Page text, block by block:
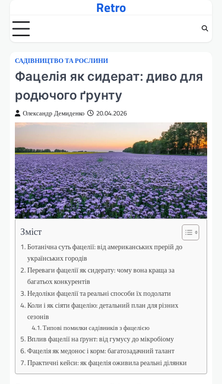
вмісту
Retro
САДІВНИЦТВО ТА РОСЛИНИ
Фацелія як сидерат: диво для
родючого ґрунту
Олександр Демиденко 20.04.2026
Зміст
Ботанічна суть фацелії: від американських прерій до
українських городів
Переваги фацелії як сидерату: чому вона краща за
багатьох конкурентів
Недоліки фацелії та реальні способи їх подолати
Коли і як сіяти фацелію: детальний план для різних
сезонів
Типові помилки садівників з фацелією
Вплив фацелії на ґрунт: від гумусу до мікробіому
Фацелія як медонос і корм: багатозадачний талант
Практичні кейси: як фацелія оживила реальні ділянки